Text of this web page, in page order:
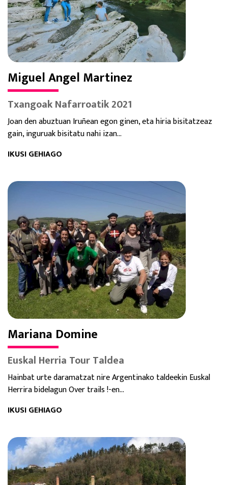
Miguel Angel Martinez
Txangoak Nafarroatik 2021
Joan den abuztuan Iruñean egon ginen, eta hiria bisitatzeaz
gain, inguruak bisitatu nahi izan...
IKUSI GEHIAGO
Mariana Domine
Euskal Herria Tour Taldea
Hainbat urte daramatzat nire Argentinako taldeekin Euskal
Herrira bidelagun Over trails !-en...
IKUSI GEHIAGO